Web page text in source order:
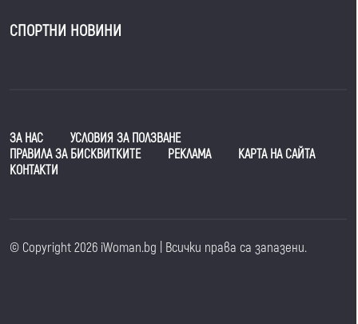
СПОРТНИ НОВИНИ
ЗА НАС
УСЛОВИЯ ЗА ПОЛЗВАНЕ
ПРАВИЛА ЗА БИСКВИТКИТЕ
РЕКЛАМА
КАРТА НА САЙТА
КОНТАКТИ
© Copyright 2026 iWoman.bg | Всички права са запазени.